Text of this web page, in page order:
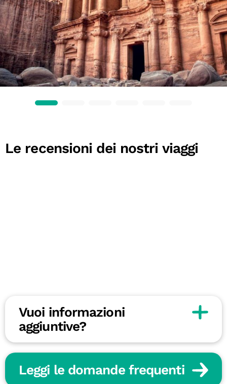
Le recensioni dei nostri viaggi
Vuoi informazioni
aggiuntive?
Leggi le domande frequenti